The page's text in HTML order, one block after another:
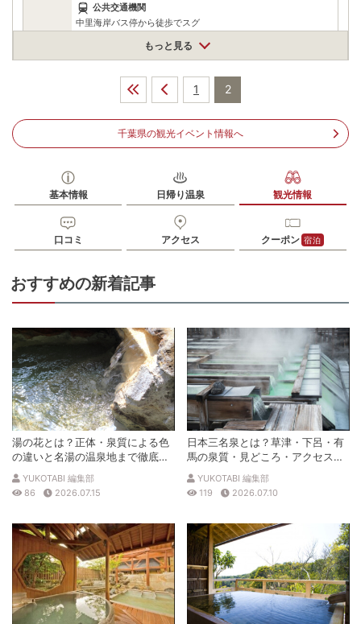
公共交通機関
中里海岸バス停から徒歩でスグ
0475332215
※ 掲載情報は変更になる場合があります。最新の内容はご利用前にご自身でお
問合せください。
※ 料金情報は税込・税抜表記が混ざっております。正しい金額はご利用前にご
自身でお問合せください。
もっと見る
1 2
千葉県の観光イベント情報へ
基本情報 日帰り温泉 観光情報
口コミ アクセス クーポン 宿泊
おすすめの新着記事
湯の花とは？正体・泉質による色
の違いと名湯の温泉地まで徹底解
説
YUKOTABI 編集部
86
2026.07.15
日本三名泉とは？草津・下呂・有
馬の泉質・見どころ・アクセスを
徹底解説
YUKOTABI 編集部
119
2026.07.10